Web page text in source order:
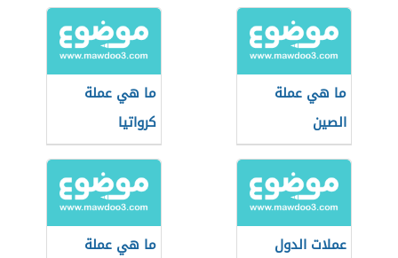
ما هي عملة
الصين
ما هي عملة
كرواتيا
عملات الدول
ما هي عملة